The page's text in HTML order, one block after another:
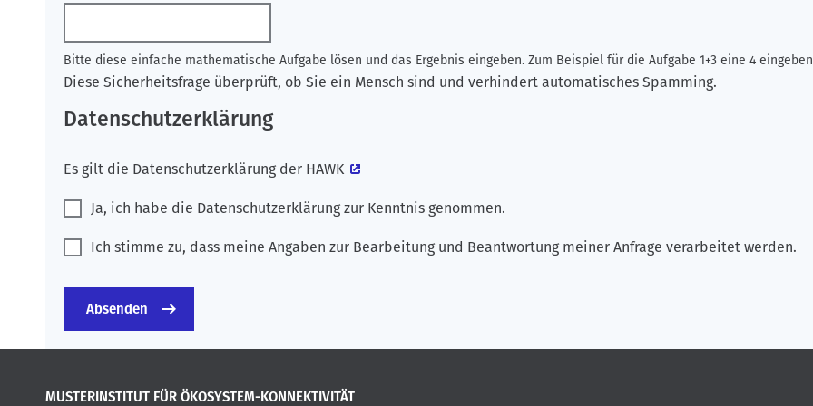
Bitte diese einfache mathematische Aufgabe lösen und das Ergebnis eingeben. Zum Beispiel für die Aufgabe 1+3 eine 4
Diese Sicherheitsfrage überprüft, ob Sie ein Mensch sind und verhindert automatisches Spamming.
Datenschutzerklärung
Es gilt die Datenschutzerklärung der HAWK
Ja, ich habe die Datenschutzerklärung zur Kenntnis genommen.
Ich stimme zu, dass meine Angaben zur Bearbeitung und Beantwortung meiner Anfrage verarbeitet werden.
MUSTERINSTITUT FÜR ÖKOSYSTEM-KONNEKTIVITÄT